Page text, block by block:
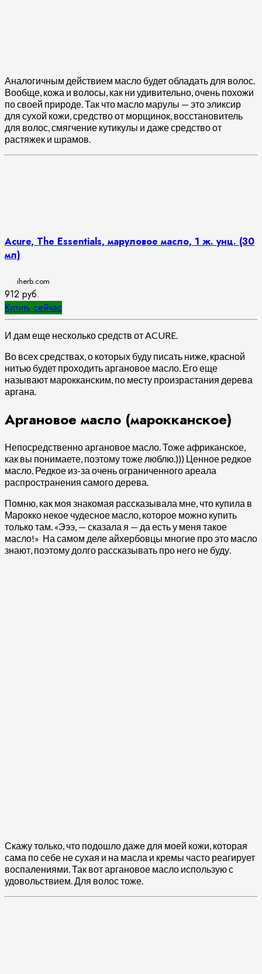
Аналогичным действием масло будет обладать для волос.
Вообще, кожа и волосы, как ни удивительно, очень похожи
по своей природе. Так что масло марулы — это эликсир
для сухой кожи, средство от морщинок, восстановитель
для волос, смягчение кутикулы и даже средство от
растяжек и шрамов.
Acure, The Essentials, маруловое масло, 1 ж. унц. (30
мл)
iherb.com
912 руб.
Купить сейчас
И дам еще несколько средств от ACURE.
Во всех средствах, о которых буду писать ниже, красной
нитью будет проходить аргановое масло. Его еще
называют марокканским, по месту произрастания дерева
аргана.
Аргановое масло (марокканское)
Непосредственно аргановое масло. Тоже африканское,
как вы понимаете, поэтому тоже люблю.))) Ценное редкое
масло. Редкое из-за очень ограниченного ареала
распространения самого дерева.
Помню, как моя знакомая рассказывала мне, что купила в
Марокко некое чудесное масло, которое можно купить
только там. «Эээ, — сказала я — да есть у меня такое
масло!» На самом деле айхербовцы многие про это масло
знают, поэтому долго рассказывать про него не буду.
Скажу только, что подошло даже для моей кожи, которая
сама по себе не сухая и на масла и кремы часто реагирует
воспалениями. Так вот аргановое масло использую с
удовольствием. Для волос тоже.